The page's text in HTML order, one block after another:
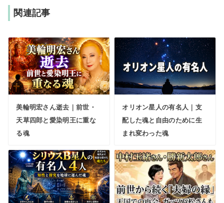
関連記事
美輪明宏さん逝去｜前世・
天草四郎と愛染明王に重な
る魂
オリオン星人の有名人｜支
配した魂と自由のために生
まれ変わった魂